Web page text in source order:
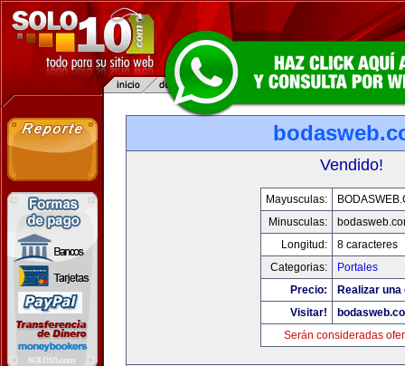
Vendido!
Mayusculas:
Minusculas:
Longitud:
8 caracteres
Categorias:
Portales
Precio:
Realizar
Visitar!
Serán consideradas